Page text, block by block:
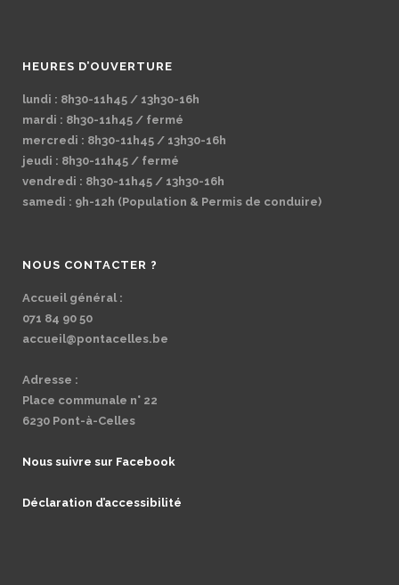
HEURES D’OUVERTURE
lundi : 8h30-11h45 / 13h30-16h
mardi : 8h30-11h45 / fermé
mercredi : 8h30-11h45 / 13h30-16h
jeudi : 8h30-11h45 / fermé
vendredi : 8h30-11h45 / 13h30-16h
samedi : 9h-12h (Population & Permis de conduire)
NOUS CONTACTER ?
Accueil général :
071 84 90 50
accueil@pontacelles.be
Adresse :
Place communale n° 22
6230 Pont-à-Celles
Nous suivre sur Facebook
Déclaration d’accessibilité